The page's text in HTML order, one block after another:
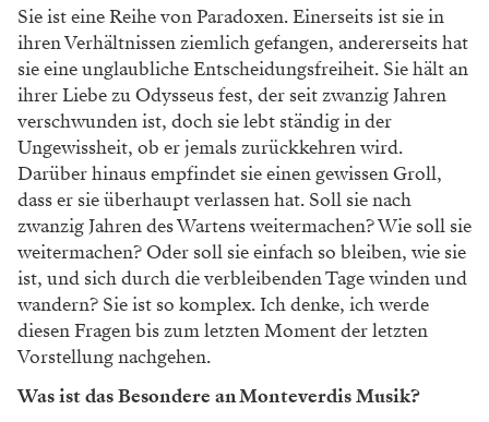
Sie ist eine Reihe von Paradoxen. Einerseits ist sie in
ihren Verhältnissen ziemlich gefangen, andererseits hat
sie eine unglaubliche Entscheidungsfreiheit. Sie hält an
ihrer Liebe zu Odysseus fest, der seit zwanzig Jahren
verschwunden ist, doch sie lebt ständig in der
Ungewissheit, ob er jemals zurückkehren wird.
Darüber hinaus empfindet sie einen gewissen Groll,
dass er sie überhaupt verlassen hat. Soll sie nach
zwanzig Jahren des Wartens weitermachen? Wie soll sie
weitermachen? Oder soll sie einfach so bleiben, wie sie
ist, und sich durch die verbleibenden Tage winden und
wandern? Sie ist so komplex. Ich denke, ich werde
diesen Fragen bis zum letzten Moment der letzten
Vorstellung nachgehen.
Was ist das Besondere an Monteverdis Musik?